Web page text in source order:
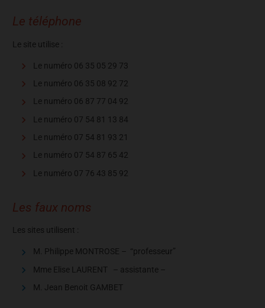
Le téléphone
Le site utilise :
Le numéro 06 35 05 29 73
Le numéro 06 35 08 92 72
Le numéro 06 87 77 04 92
Le numéro 07 54 81 13 84
Le numéro 07 54 81 93 21
Le numéro 07 54 87 65 42
Le numéro 07 76 43 85 92
Les faux noms
Les sites utilisent :
M. Philippe MONTROSE – “professeur”
Mme Elise LAURENT – assistante –
M. Jean Benoit GAMBET